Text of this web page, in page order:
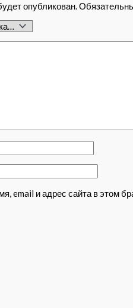
опубликован.
email и адрес сайта в этом